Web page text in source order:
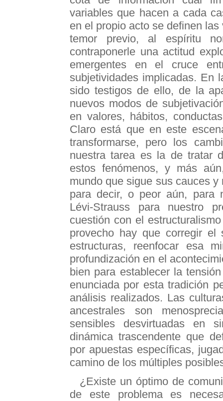
variables que hacen a cada
en el propio acto se definen
temor previo, al espíritu
contraponerle una actitud
emergentes en el cruce
subjetividades implicadas. En
sido testigos de ello, de la
nuevos modos de
en valores, hábitos,
Claro está que en este
transformarse, pero los
nuestra tarea es la de tratar
estos fenómenos, y más
mundo que sigue sus cauces
para decir, o peor aún, para
Lévi-Strauss para nuestro
cuestión con el
provecho hay que corregir el
estructuras, reenfocar esa
profundización en el
bien para establecer la
enunciada por esta tradición
análisis realizados. Las
ancestrales son
sensibles desvirtuadas en
dinámica trascendente que
por apuestas específicas,
camino de los múltiples
¿Existe un óptimo de
de este problema es